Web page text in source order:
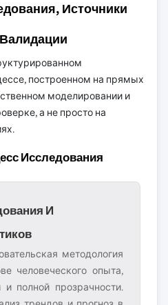
Источники
построенном на прямых
моделировании и
а не просто на
Исследования
И
методология
человеческого опыта,
и полной прозрачности.